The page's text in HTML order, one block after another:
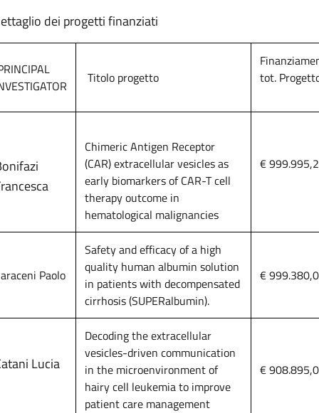
dei progetti finanziati
Titolo progetto
tot.
Chimeric Antigen Receptor
(CAR) extracellular vesicles as
early biomarkers of CAR-T cell
therapy outcome in
hematological malignancies
€
Paolo
Safety and efficacy of a high
quality human albumin solution
in patients with decompensated
cirrhosis (SUPERalbumin).
€
Lucia
Decoding the extracellular
vesicles-driven communication
in the microenvironment of
hairy cell leukemia to improve
patient care management
€